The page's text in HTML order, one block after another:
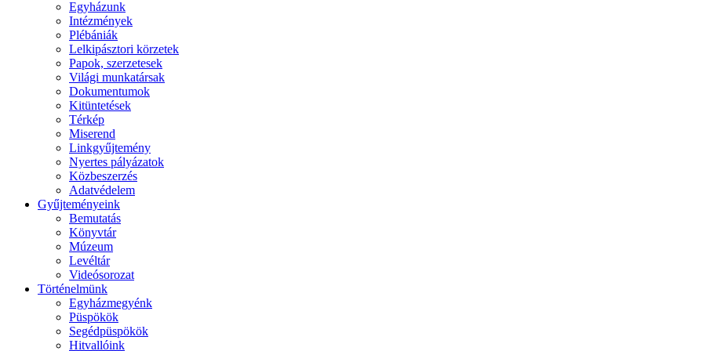
Egyházunk
Intézmények
Plébániák
Lelkipásztori körzetek
Papok, szerzetesek
Világi munkatársak
Dokumentumok
Kitüntetések
Térkép
Miserend
Linkgyűjtemény
Nyertes pályázatok
Közbeszerzés
Adatvédelem
Gyűjteményeink
Bemutatás
Könyvtár
Múzeum
Levéltár
Videósorozat
Történelmünk
Egyházmegyénk
Püspökök
Segédpüspökök
Hitvallóink